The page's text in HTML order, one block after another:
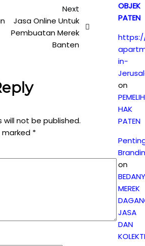
Next
Jasa Online Untuk
Pembuatan Merek
Banten
will not be published.
marked *
OBJEK
PATEN
in-
on
HAK
PATEN
on
MEREK
JASA
DAN